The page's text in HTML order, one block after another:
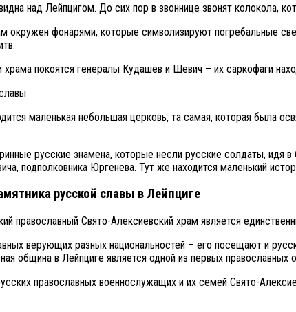
над Лейпцигом. До сих пор в звоннице звонят колокола,
окружен фонарями, которые символизируют погребальные
покоятся генералы Кудашев и Шевич – их саркофаги
маленькая небольшая церковь, та самая, которая была
русские знамена, которые несли русские солдаты,
подполковника Юргенева. Тут же находится маленький
русской славы в Лейпциге
православный Свято-Алексиевский храм является
верующих разных национальностей – его посещают и
община в Лейпциге является одной из первых
православных военнослужащих и их семей Свято-